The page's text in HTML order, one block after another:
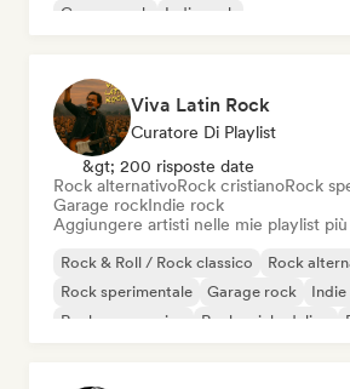
Garage rock
Indie rock
Viva Latin Rock
Curatore Di Playlist
&gt; 200 risposte date
Rock alternativoRock cristianoRock
Garage rockIndie rock
Aggiungere artisti nelle mie playlist
Rock & Roll / Rock classico
Rock
Rock sperimentale
Garage rock
Rock progressivo
Rock psichedelico